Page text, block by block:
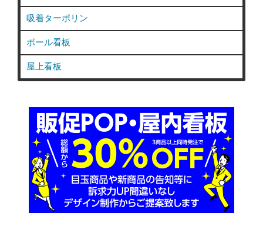
吸着ターポリン
ポール看板
屋上看板